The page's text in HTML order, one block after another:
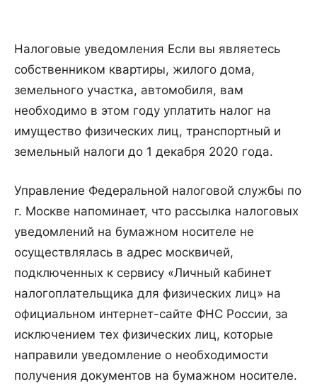
Налоговые уведомления Если вы являетесь
собственником квартиры, жилого дома,
земельного участка, автомобиля, вам
необходимо в этом году уплатить налог на
имущество физических лиц, транспортный и
земельный налоги до 1 декабря 2020 года.
Управление Федеральной налоговой службы по
г. Москве напоминает, что рассылка налоговых
уведомлений на бумажном носителе не
осуществлялась в адрес москвичей,
подключенных к сервису «Личный кабинет
налогоплательщика для физических лиц» на
официальном интернет-сайте ФНС России, за
исключением тех физических лиц, которые
направили уведомление о необходимости
получения документов на бумажном носителе.